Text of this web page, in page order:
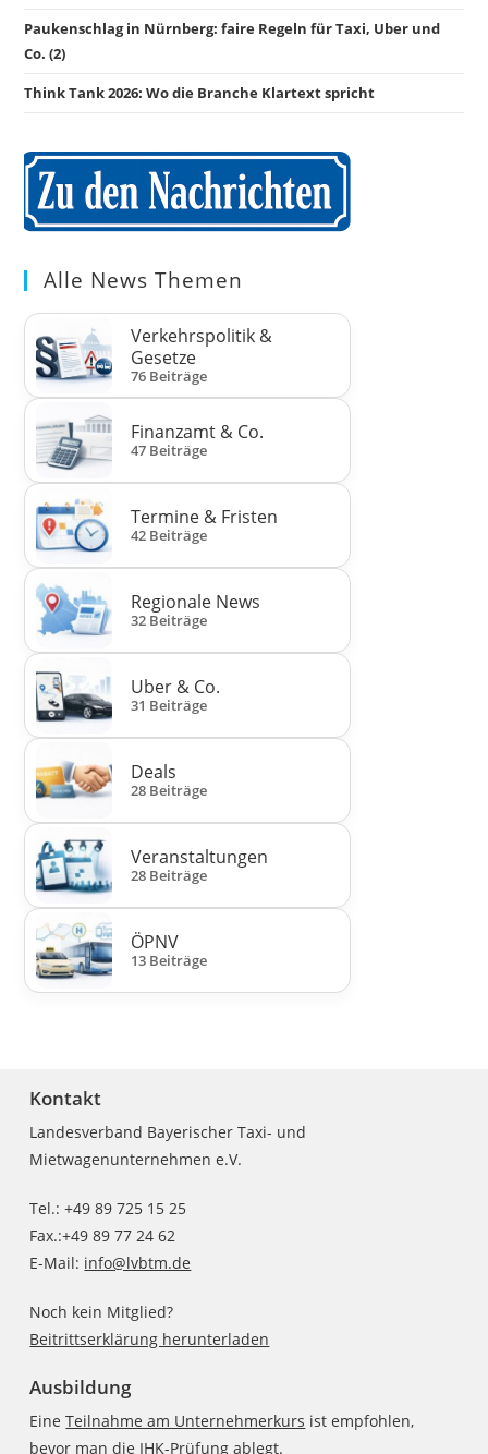
Paukenschlag in Nürnberg: faire Regeln für Taxi, Uber und
Co. (2)
Think Tank 2026: Wo die Branche Klartext spricht
Alle News Themen
Verkehrspolitik &
Gesetze
76 Beiträge
Finanzamt & Co.
47 Beiträge
Termine & Fristen
42 Beiträge
Regionale News
32 Beiträge
Uber & Co.
31 Beiträge
Deals
28 Beiträge
Veranstaltungen
28 Beiträge
ÖPNV
13 Beiträge
Kontakt
Landesverband Bayerischer Taxi- und
Mietwagenunternehmen e.V.
Tel.: +49 89 725 15 25
Fax.:+49 89 77 24 62
E-Mail: info@lvbtm.de
Noch kein Mitglied?
Beitrittserklärung herunterladen
Ausbildung
EineTeilnahme am Unternehmerkurs ist empfohlen,
bevor man die IHK-Prüfung ablegt.